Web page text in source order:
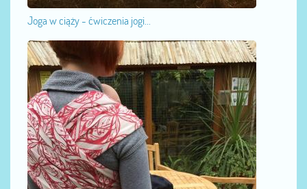
Joga w ciąży - ćwiczenia jogi...